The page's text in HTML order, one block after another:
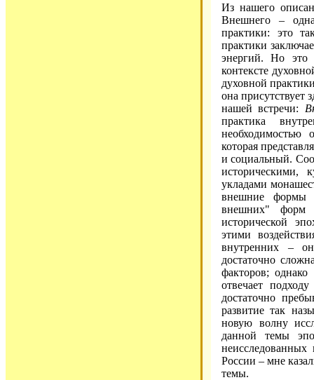
Из нашего
Внешнего –
практики: это
практики
энергий. Но это
контексте
духовной
она присутствует
нашей встречи:
практика
необходимостью
которая
и социальный.
историческими,
укладами
внешние формы
внешних" форм
исторической
этими
внутренних –
достаточно
факторов;
отвечает
достаточно
развитие так
новую волну
данной темы
России – мне
темы.